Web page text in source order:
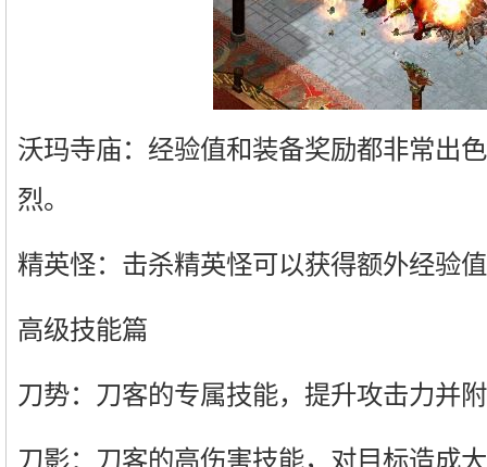
沃玛寺庙：经验值和装备奖励都非常出
烈。
精英怪：击杀精英怪可以获得额外经验
高级技能篇
刀势：刀客的专属技能，提升攻击力并
刀影：刀客的高伤害技能，对目标造成